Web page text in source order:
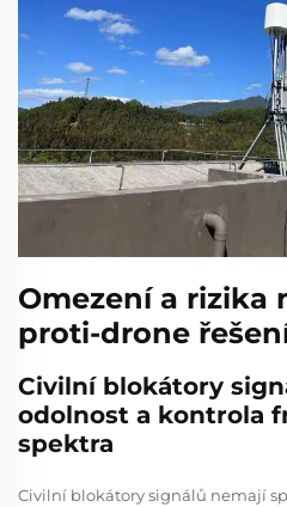
Omezení a rizika
proti-drone
Civilní blokátory
odolnost a kontrola
spektra
Civilní blokátory signálů nemají